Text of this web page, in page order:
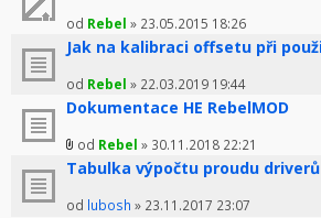
od Rebel » 23.05.2015 18:26
Jak na kalibraci offsetu při
od Rebel » 22.03.2019 19:44
Dokumentace HE RebelMOD
od Rebel » 30.11.2018 22:21
Tabulka výpočtu proudu driverů
od lubosh » 23.11.2017 23:07